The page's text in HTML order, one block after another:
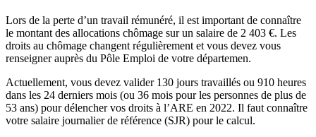
Lors de la perte d’un travail rémunéré, il est important de connaître
le montant des allocations chômage sur un salaire de 2 403 €. Les
droits au chômage changent régulièrement et vous devez vous
renseigner auprès du Pôle Emploi de votre départemen.
Actuellement, vous devez valider 130 jours travaillés ou 910 heures
dans les 24 derniers mois (ou 36 mois pour les personnes de plus de
53 ans) pour délencher vos droits à l’ARE en 2022. Il faut connaître
votre salaire journalier de référence (SJR) pour le calcul.